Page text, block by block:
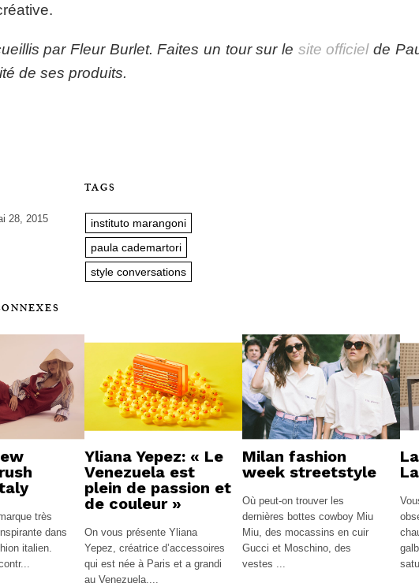
par Fleur Burlet. Faites un tour sur le site officielde
de ses produits.
28, 2015
TAGS
instituto marangoni
paula cademartori
style conversations
très
dans
italien.
Yliana Yepez: « Le
Venezuela est
plein de passion et
de couleur »
On vous présente Yliana
Yepez, créatrice d’accessoires
qui est née à Paris et a grandi
au Venezuela....
Milan fashion
week streetstyle
Où peut-on trouver les
dernières bottes cowboy Miu
Miu, des mocassins en cuir
Gucci et Moschino, des
vestes ...